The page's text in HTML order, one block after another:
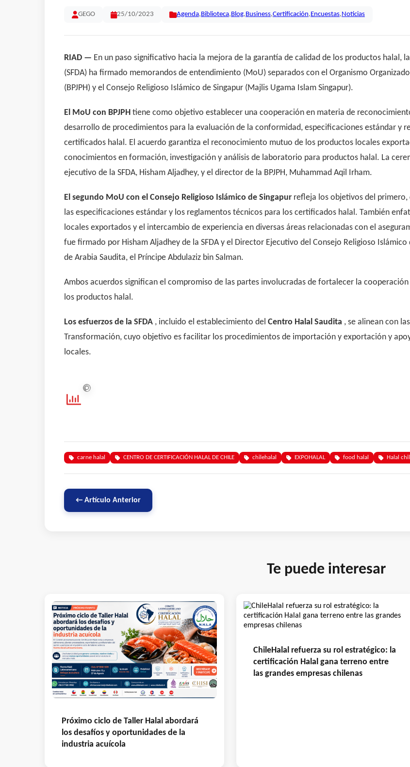
GEGO 25/10/2023 Agenda,Biblioteca,Blog,Business,Certificación,Encuestas,Noticias
RIAD — En un paso significativo hacia la mejora de la garantía de calidad de los productos halal,
(SFDA) ha firmado memorandos de entendimiento (MoU) separados con el Organismo
(BPJPH) y el Consejo Religioso Islámico de Singapur (Majlis Ugama Islam Singapur).
El MoU con BPJPH tiene como objetivo establecer una cooperación en materia de
desarrollo de procedimientos para la evaluación de la conformidad, especificaciones estándar y
certificados halal. El acuerdo garantiza el reconocimiento mutuo de los productos locales
conocimientos en formación, investigación y análisis de laboratorio para productos halal. La
ejecutivo de la SFDA, Hisham Aljadhey, y el director de la BPJPH, Muhammad Aqil Irham.
El segundo MoU con el Consejo Religioso Islámico de Singapur refleja los objetivos del
las especificaciones estándar y los reglamentos técnicos para los certificados halal. También
locales exportados y el intercambio de experiencia en diversas áreas relacionadas con el
fue firmado por Hisham Aljadhey de la SFDA y el Director Ejecutivo del Consejo Religioso
de Arabia Saudita, el Príncipe Abdulaziz bin Salman.
Ambos acuerdos significan el compromiso de las partes involucradas de fortalecer la
los productos halal.
Los esfuerzos de la SFDA , incluido el establecimiento del Centro Halal Saudita , se alinean con
Transformación, cuyo objetivo es facilitar los procedimientos de importación y exportación y
locales.
carne halal CENTRO DE CERTIFICACIÓN HALAL DE CHILE chilehalal EXPOHALAL food halal Halal
← Artículo Anterior
Te puede interesar
Próximo ciclo de Taller Halal abordará
los desafíos y oportunidades de la
industria acuícola
ChileHalal refuerza su rol estratégico: la
certificación Halal gana terreno entre
las grandes empresas chilenas